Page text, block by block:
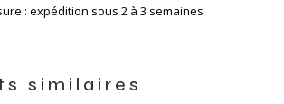
: expédition sous 2 à 3 semaines
similaires